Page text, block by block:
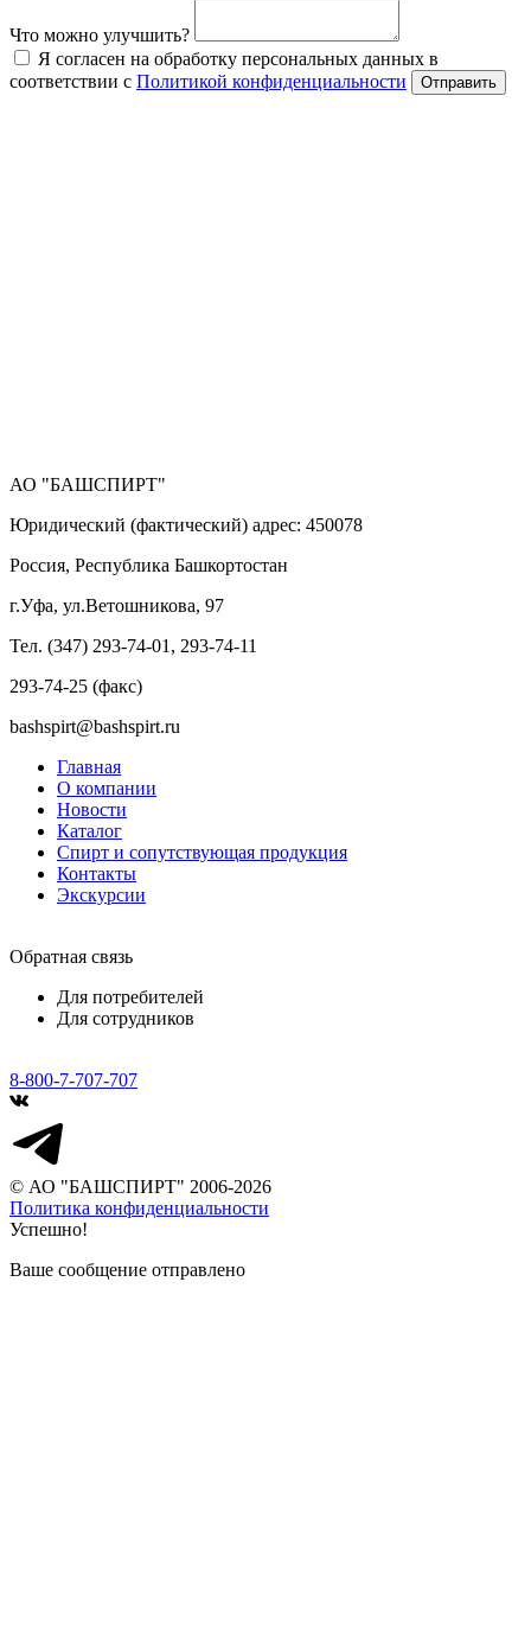
Что можно улучшить?
Я согласен на обработку персональных данных в
соответствии с Политикой конфиденциальности Отправить
АО "БАШСПИРТ"
Юридический (фактический) адрес: 450078
Россия, Республика Башкортостан
г.Уфа, ул.Ветошникова, 97
Тел. (347) 293-74-01, 293-74-11
293-74-25 (факс)
bashspirt@bashspirt.ru
Главная
О компании
Новости
Каталог
Спирт и сопутствующая продукция
Контакты
Экскурсии
Обратная связь
Для потребителей
Для сотрудников
8-800-7-707-707
© АО "БАШСПИРТ" 2006-2026
Политика конфиденциальности
Успешно!
Ваше сообщение отправлено